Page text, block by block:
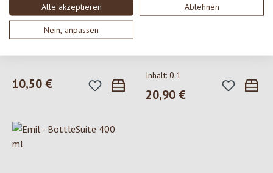
Alle akzeptieren Ablehnen
Nein, anpassen
Emil - Die Flasche
Emil - BottleSuite 600 ml
Regulärer Preis:
10,50 €
Inhalt: 0.1
Regulärer Preis:
20,90 €